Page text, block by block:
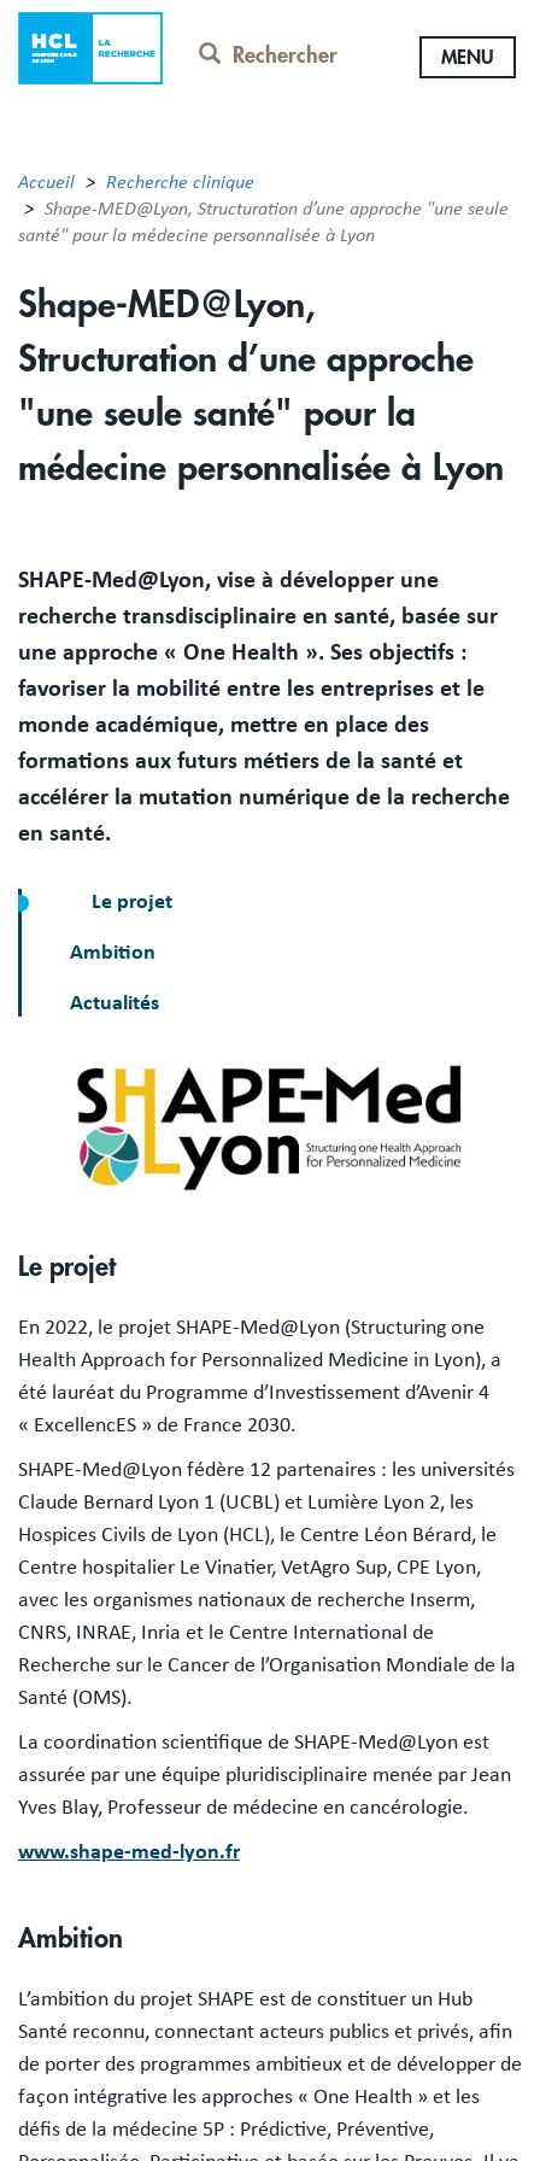
Aller
contenu
Rechercher MENU
Accueil
Recherche clinique
Shape-MED@Lyon, Structuration d’une approche "une seule
santé" pour la médecine personnalisée à Lyon
Shape-MED@Lyon,
Structuration d’une approche
"une seule santé" pour la
médecine personnalisée à Lyon
Résumé
SHAPE-Med@Lyon, vise à développer une
recherche transdisciplinaire en santé, basée sur
une approche « One Health ». Ses objectifs :
favoriser la mobilité entre les entreprises et le
monde académique, mettre en place des
formations aux futurs métiers de la santé et
accélérer la mutation numérique de la recherche
en santé.
Le projet
Ambition
Actualités
Sections
Le projet
En 2022, le projet SHAPE-Med@Lyon (Structuring one
Health Approach for Personnalized Medicine in Lyon), a
été lauréat du Programme d’Investissement d’Avenir 4
« ExcellencES » de France 2030.
SHAPE-Med@Lyon fédère 12 partenaires : les universités
Claude Bernard Lyon 1 (UCBL) et Lumière Lyon 2, les
Hospices Civils de Lyon (HCL), le Centre Léon Bérard, le
Centre hospitalier Le Vinatier, VetAgro Sup, CPE Lyon,
avec les organismes nationaux de recherche Inserm,
CNRS, INRAE, Inria et le Centre International de
Recherche sur le Cancer de l’Organisation Mondiale de la
Santé (OMS).
La coordination scientifique de SHAPE-Med@Lyon est
assurée par une équipe pluridisciplinaire menée par Jean
Yves Blay, Professeur de médecine en cancérologie.
www.shape-med-lyon.fr
Ambition
L’ambition du projet SHAPE est de constituer un Hub
Santé reconnu, connectant acteurs publics et privés, afin
de porter des programmes ambitieux et de développer de
façon intégrative les approches « One Health » et les
défis de la médecine 5P : Prédictive, Préventive,